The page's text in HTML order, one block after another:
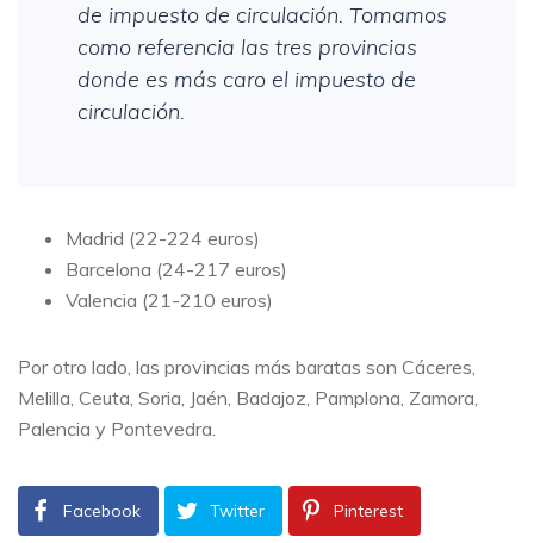
de impuesto de circulación. Tomamos
como referencia las tres provincias
donde es más caro el impuesto de
circulación.
Madrid (22-224 euros)
Barcelona (24-217 euros)
Valencia (21-210 euros)
Por otro lado, las provincias más baratas son Cáceres,
Melilla, Ceuta, Soria, Jaén, Badajoz, Pamplona, Zamora,
Palencia y Pontevedra.
Facebook Twitter Pinterest